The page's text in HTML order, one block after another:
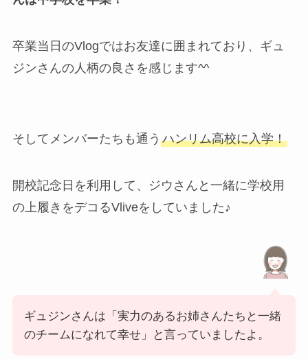
卒業当日のVlogではお友達に囲まれており、ギュ
ジンさんの人柄の良さを感じます^^
そしてメンバーたちも通う ハンリム高校に入学！
開校記念日を利用して、ジウさんと一緒に学校用
の上履きをデコるVliveをしていました♪
ギュジンさんは「実力のあるお姉さんたちと一緒
のチームになれて幸せ」と言っていましたよ。